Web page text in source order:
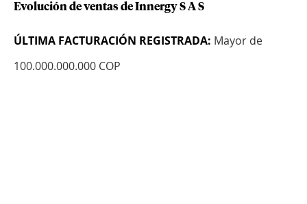
Evolución de ventas de Innergy S A S
ÚLTIMA FACTURACIÓN REGISTRADA: Mayor de
100.000.000.000 COP